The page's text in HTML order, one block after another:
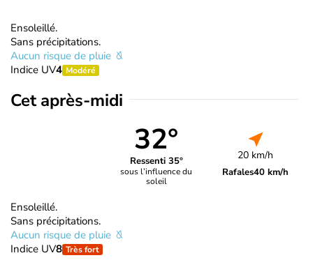
Ensoleillé.
Sans précipitations.
Aucun risque de pluie
Indice UV4 Modéré
Cet après-midi
32°
Ressenti 35°
sous l’influence du
soleil
20 km/h
Rafales40 km/h
Ensoleillé.
Sans précipitations.
Aucun risque de pluie
Indice UV8 Très fort